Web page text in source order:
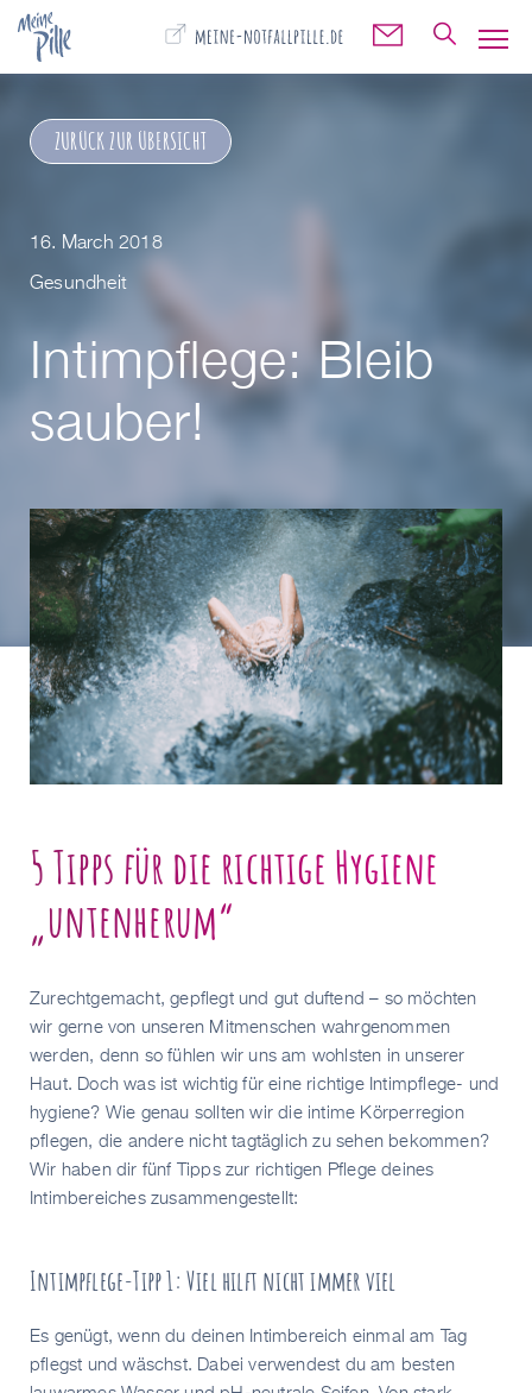
✉️ 🔍
ZURÜCK ZUR ÜBERSICHT
16. March 2018
Gesundheit
Intimpflege: Bleib
sauber!
5 Tipps für die richtige Hygiene
„untenherum“
Zurechtgemacht, gepflegt und gut duftend – so möchten
wir gerne von unseren Mitmenschen wahrgenommen
werden, denn so fühlen wir uns am wohlsten in unserer
Haut. Doch was ist wichtig für eine richtige Intimpflege- und
hygiene? Wie genau sollten wir die intime Körperregion
pflegen, die andere nicht tagtäglich zu sehen bekommen?
Wir haben dir fünf Tipps zur richtigen Pflege deines
Intimbereiches zusammengestellt:
Intimpflege-Tipp 1: Viel hilft nicht immer viel
Es genügt, wenn du deinen Intimbereich einmal am Tag
pflegst und wäschst. Dabei verwendest du am besten